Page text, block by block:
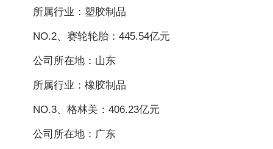
所属行业：塑胶制品
NO.2、赛轮轮胎：445.54亿元
公司所在地：山东
所属行业：橡胶制品
NO.3、格林美：406.23亿元
公司所在地：广东